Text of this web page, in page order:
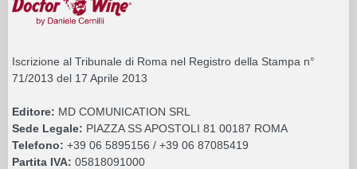
Iscrizione al Tribunale di Roma nel Registro della Stampa n°
71/2013 del 17 Aprile 2013
Editore: MD COMUNICATION SRL
Sede Legale: PIAZZA SS APOSTOLI 81 00187 ROMA
Telefono: +39 06 5895156 / +39 06 87085419
Partita IVA: 05818091000